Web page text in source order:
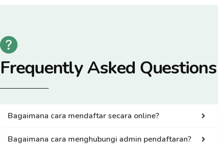
Frequently Asked Questions
Bagaimana cara mendaftar secara online?
Bagaimana cara menghubungi admin pendaftaran?